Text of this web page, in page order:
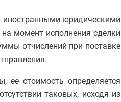
иностранными юридическими
момент исполнения сделки
отчислений при поставке
ее стоимость определяется
таковых, исходя из